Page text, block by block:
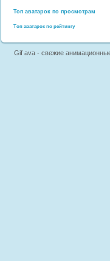
Топ аватарок по просмотрам
Топ аватарок по рейтингу
Gif ava - свежие